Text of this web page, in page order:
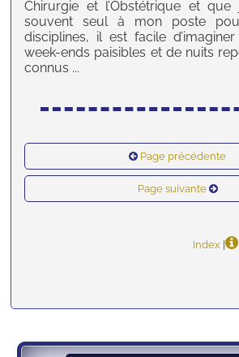
Chirurgie et l’Obstétrique et que
souvent seul à mon poste
disciplines, il est facile
week-ends paisibles et de nuits
connus ...
Page précédente
Page suivante
Index |